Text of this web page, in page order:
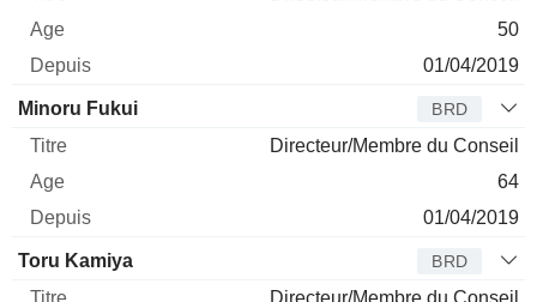
50
01/04/2019
Minoru Fukui BRD
Directeur/Membre du Conseil
64
01/04/2019
Toru Kamiya BRD
Directeur/Membre du Conseil